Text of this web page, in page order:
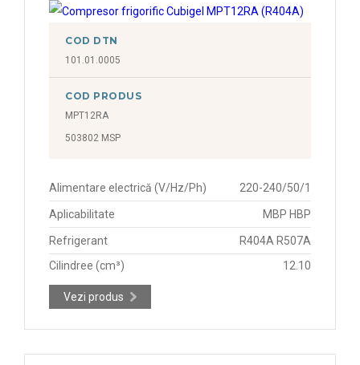
COD DTN
101.01.0005
COD PRODUS
MPT12RA
503802 MSP
Alimentare electrică (V/Hz/Ph) 220-240/50/1
Aplicabilitate MBP HBP
Refrigerant
R404A R507A
Cilindree (cm³)
12.10
Vezi produs